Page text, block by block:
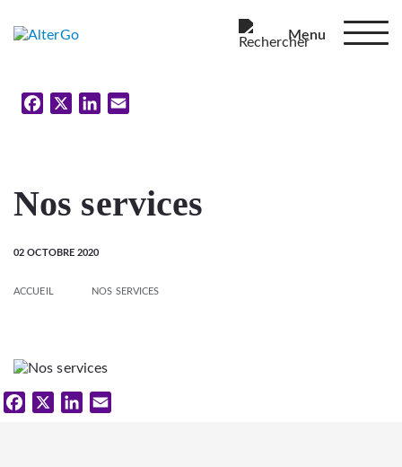
Menu
Facebook LinkedIn
Nos services
02 OCTOBRE 2020
ACCUEIL NOS SERVICES
Facebook LinkedIn